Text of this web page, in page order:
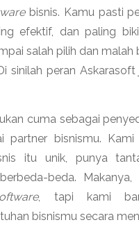
bisnis. Kamu pasti
efektif, dan paling
salah pilih dan malah
sinilah peran
cuma sebagai
partner bisnismu.
itu unik, punya
beda.
, tapi kami
bisnismu secara